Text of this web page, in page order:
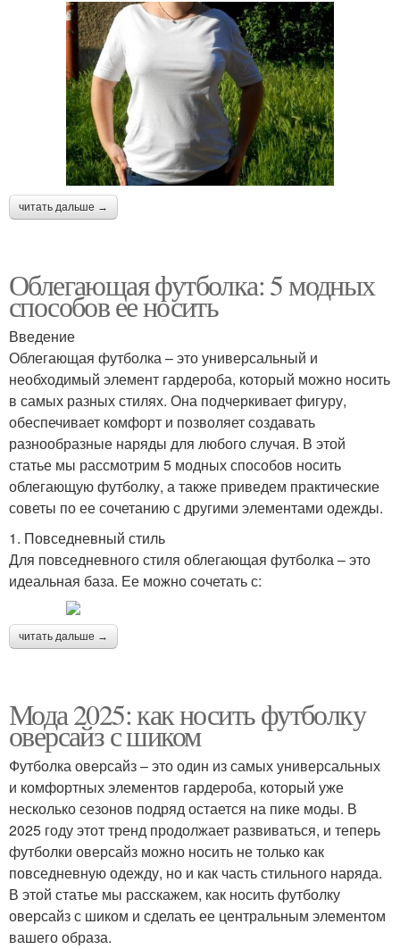
читать дальше →
Облегающая футболка: 5 модных
способов ее носить
Введение
Облегающая футболка – это универсальный и
необходимый элемент гардероба, который можно носить
в самых разных стилях. Она подчеркивает фигуру,
обеспечивает комфорт и позволяет создавать
разнообразные наряды для любого случая. В этой
статье мы рассмотрим 5 модных способов носить
облегающую футболку, а также приведем практические
советы по ее сочетанию с другими элементами одежды.
1. Повседневный стиль
Для повседневного стиля облегающая футболка – это
идеальная база. Ее можно сочетать с:
читать дальше →
Мода 2025: как носить футболку
оверсайз с шиком
Футболка оверсайз – это один из самых универсальных
и комфортных элементов гардероба, который уже
несколько сезонов подряд остается на пике моды. В
2025 году этот тренд продолжает развиваться, и теперь
футболки оверсайз можно носить не только как
повседневную одежду, но и как часть стильного наряда.
В этой статье мы расскажем, как носить футболку
оверсайз с шиком и сделать ее центральным элементом
вашего образа.